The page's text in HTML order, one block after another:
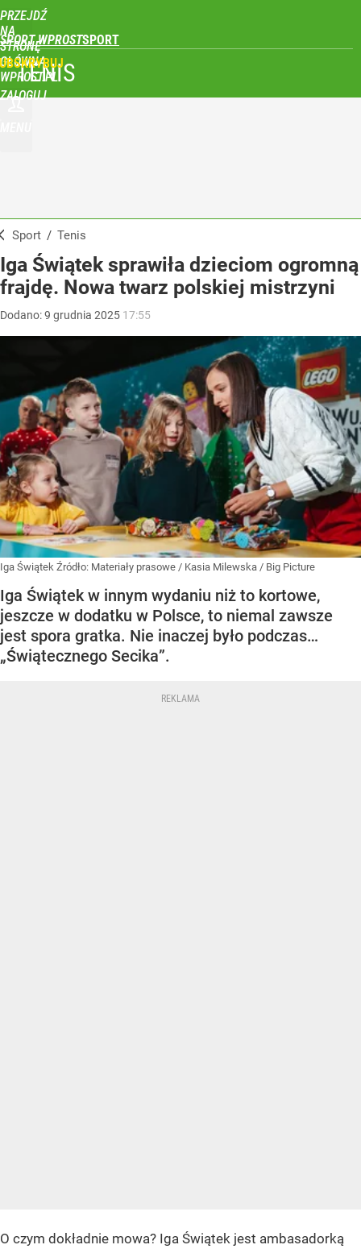
PRZEJDŹ
NA
STRONĘ
GŁÓWNĄ
WPROST.PL
SPORT WPROST
ZALOGUJ
TENIS
Sport / Tenis
Iga Świątek sprawiła dzieciom ogromną
frajdę. Nowa twarz polskiej mistrzyni
Dodano:9 grudnia 2025 17:55
Iga Świątek Źródło: Materiały prasowe / Kasia Milewska / Big Picture
Iga Świątek w innym wydaniu niż to kortowe,
jeszcze w dodatku w Polsce, to niemal zawsze
jest spora gratka. Nie inaczej było podczas…
„Świątecznego Secika”.
O czym dokładnie mowa? Iga Świątek jest ambasadorką